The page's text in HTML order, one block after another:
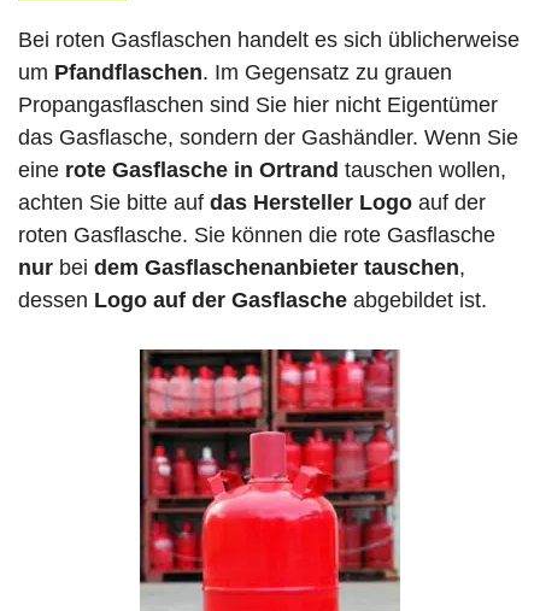
Bei roten Gasflaschen handelt es sich üblicherweise
um Pfandflaschen. Im Gegensatz zu grauen
Propangasflaschen sind Sie hier nicht Eigentümer
das Gasflasche, sondern der Gashändler. Wenn Sie
eine rote Gasflasche in Ortrand tauschen wollen,
achten Sie bitte auf das Hersteller Logo auf der
roten Gasflasche. Sie können die rote Gasflasche
nur bei dem Gasflaschenanbieter tauschen,
dessen Logo auf der Gasflasche abgebildet ist.